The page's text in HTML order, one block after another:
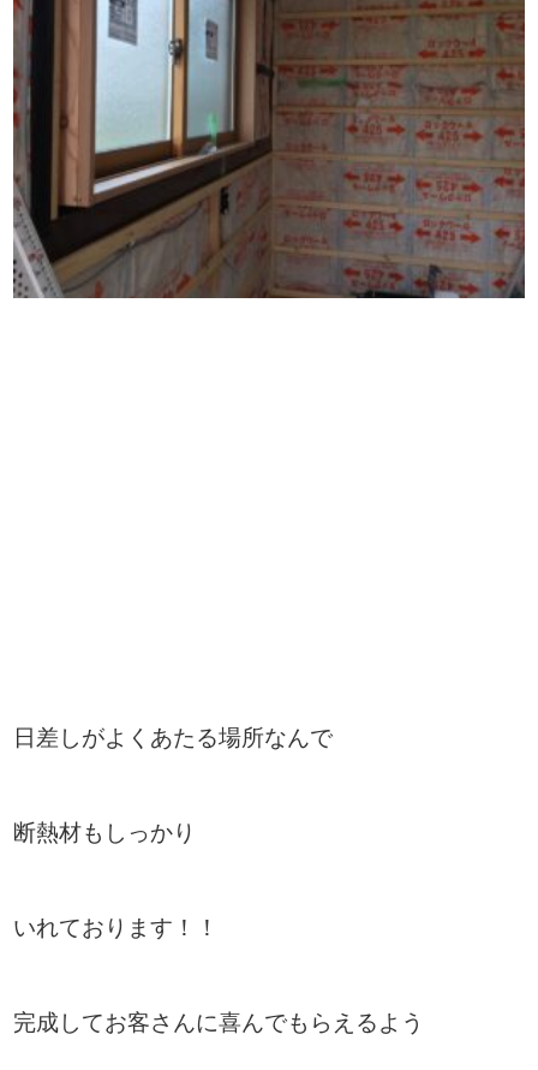
日差しがよくあたる場所なんで
断熱材もしっかり
いれております！！
完成してお客さんに喜んでもらえるよう